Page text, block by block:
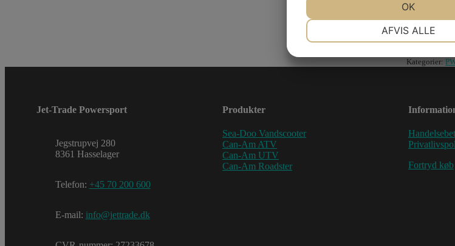
Kategorier:
Jet-Trade Powersport
Jegstrupvej 280
8361 Hasselager
Telefon: +45 70 200 600
E-mail: info@jettrade.dk
Produkter
Sea-Doo Vandscooter
Can-Am ATV
Can-Am UTV
Can-Am Roadster
Fortryd køb
MARKETING
AFVIS ALLE
OK